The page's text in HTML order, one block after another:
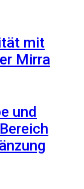
mit
Mirra
und